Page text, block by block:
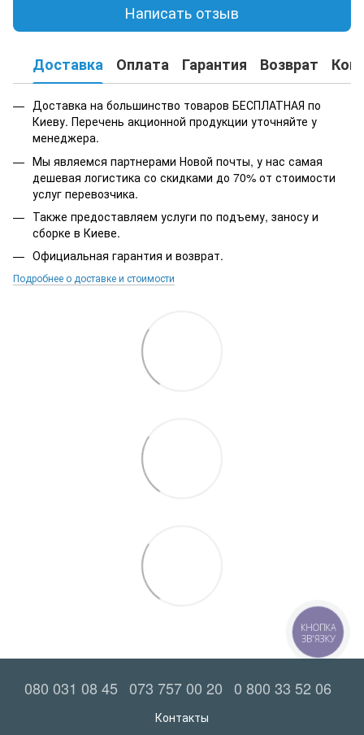
Написать отзыв
Доставка Оплата Гарантия Возврат
Доставка на большинство товаров БЕСПЛАТНАЯ по
Киеву. Перечень акционной продукции уточняйте у
менеджера.
Мы являемся партнерами Новой почты, у нас самая
дешевая логистика со скидками до 70% от стоимости
услуг перевозчика.
Также предоставляем услуги по подъему, заносу и
сборке в Киеве.
Официальная гарантия и возврат.
Подробнее о доставке и стоимости
080 031 08 45 073 757 00 20 0 800 33 52 06
Контакты
КНОПКА
ЗВ'ЯЗКУ